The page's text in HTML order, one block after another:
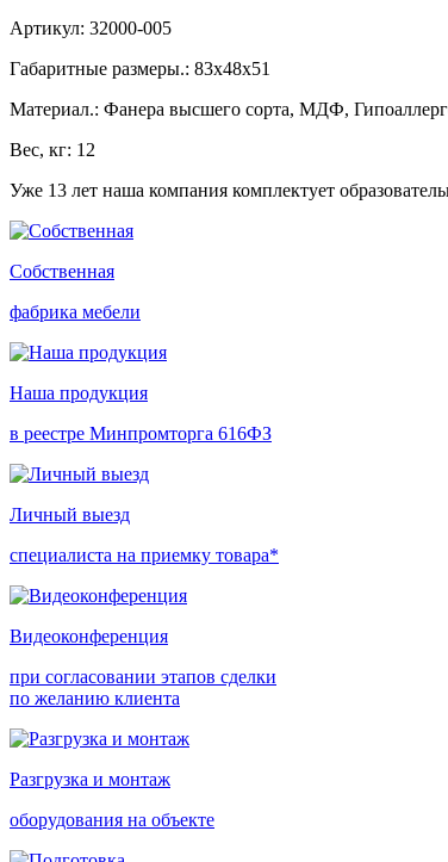
Артикул: 32000-005
Габаритные размеры.: 83х48х51
Материал.: Фанера высшего сорта, МДФ,
Вес, кг: 12
Уже 13 лет наша компания комплектует
Собственная
фабрика мебели
Наша продукция
в реестре Минпромторга 616ФЗ
Личный выезд
специалиста на приемку товара*
Видеоконференция
при согласовании этапов сделки
по желанию клиента
Разгрузка и монтаж
оборудования на объекте